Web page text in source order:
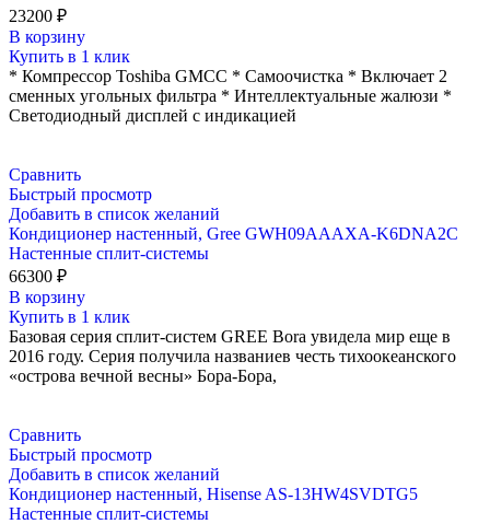
23200 ₽
В корзину
Купить в 1 клик
* Компрессор Toshiba GMCC * Самоочистка * Включает 2
сменных угольных фильтра * Интеллектуальные жалюзи *
Светодиодный дисплей с индикацией
Сравнить
Быстрый просмотр
Добавить в список желаний
Кондиционер настенный, Gree GWH09AAAXA-K6DNA2C
Настенные сплит-системы
66300 ₽
В корзину
Купить в 1 клик
Базовая серия сплит-систем GREE Bora увидела мир еще в
2016 году. Серия получила названиев честь тихоокеанского
«острова вечной весны» Бора-Бора,
Сравнить
Быстрый просмотр
Добавить в список желаний
Кондиционер настенный, Hisense AS-13HW4SVDTG5
Настенные сплит-системы